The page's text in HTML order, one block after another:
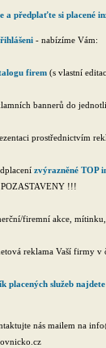
a předplaťte si placené
- nabízíme Vám:
firem (s vlastní
bannerů do
prostřednictvím
zvýrazněné TOP
POZASTAVENY !!!
firemní akce,
reklama Vaší firmy v
placených služeb
nás mailem na